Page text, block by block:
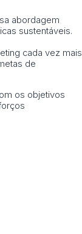
abordagem
sustentáveis.
cada vez mais
de
os objetivos